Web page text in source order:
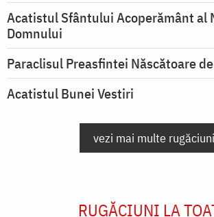
Acatistul Sfântului Acoperământ al
Domnului
Paraclisul Preasfintei Născătoare
Acatistul Bunei Vestiri
vezi mai multe rugăciuni
RUGĂCIUNI LA